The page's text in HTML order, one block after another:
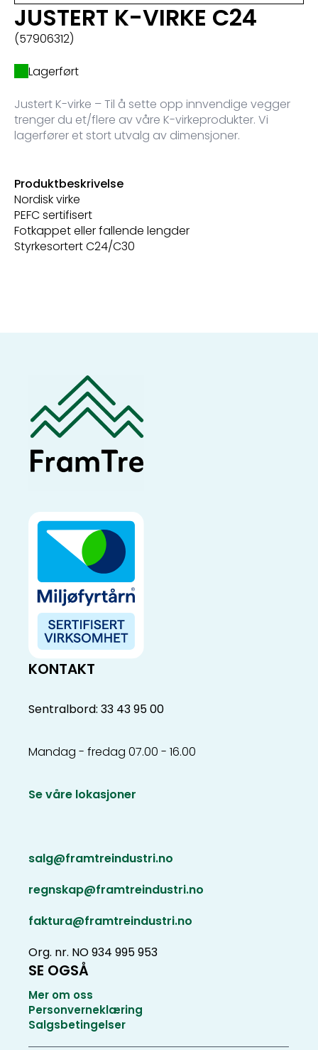
JUSTERT K-VIRKE C24
(57906312)
Lagerført
Justert K-virke – Til å sette opp innvendige vegger
trenger du et/flere av våre K-virkeprodukter. Vi
lagerfører et stort utvalg av dimensjoner.
Produktbeskrivelse
Nordisk virke
PEFC sertifisert
Fotkappet eller fallende lengder
Styrkesortert C24/C30
KONTAKT
Sentralbord: 33 43 95 00
Mandag - fredag 07.00 - 16.00
Se våre lokasjoner
salg@framtreindustri.no
regnskap@framtreindustri.no
faktura@framtreindustri.no
Org. nr. NO 934 995 953
SE OGSÅ
Mer om oss
Personverneklæring
Salgsbetingelser